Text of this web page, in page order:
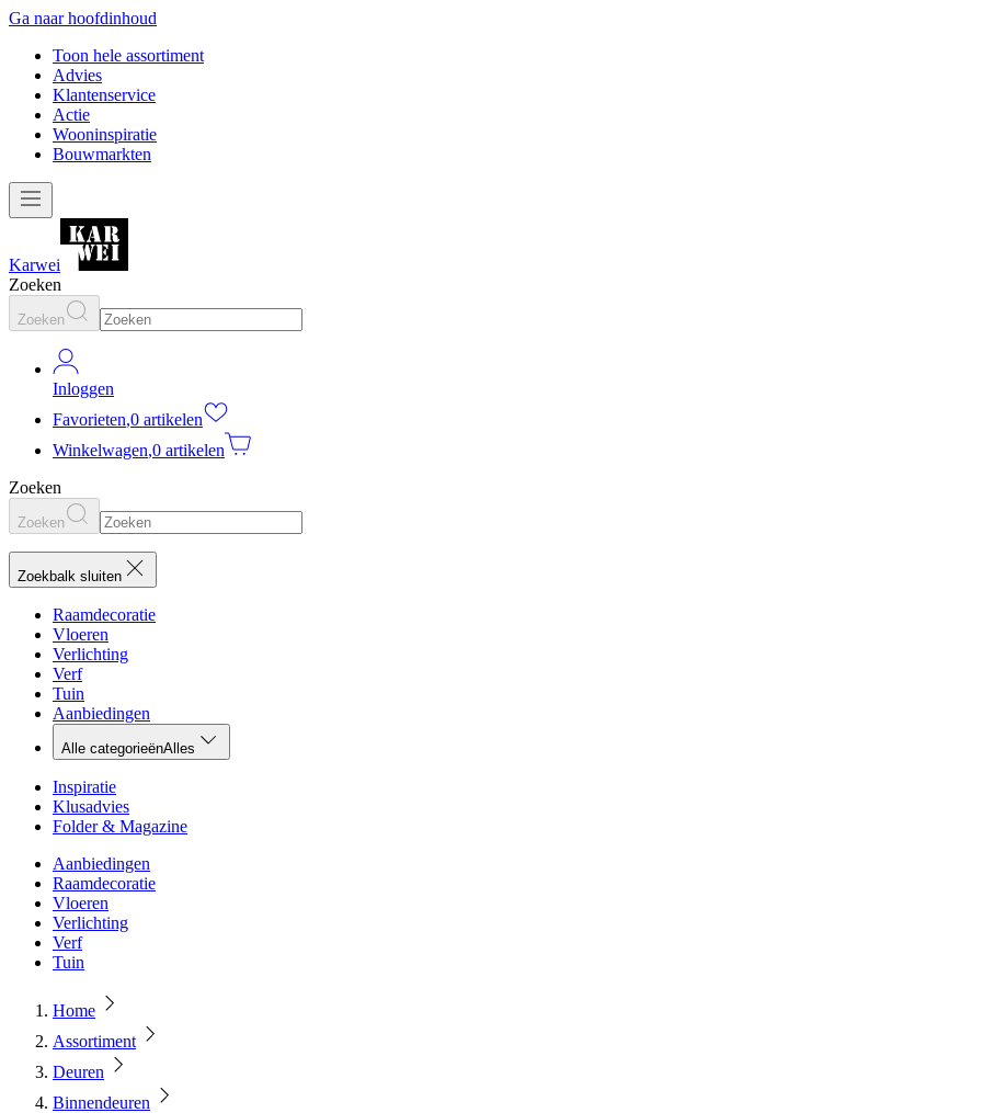
Ga naar hoofdinhoud
Toon hele assortiment
Advies
Klantenservice
Actie
Wooninspiratie
Bouwmarkten
Karwei
Zoeken
Zoeken
Inloggen
Favorieten,0 artikelen
Winkelwagen,0 artikelen
Zoeken
Zoeken
Zoekbalk sluiten
Raamdecoratie
Vloeren
Verlichting
Verf
Tuin
Aanbiedingen
Alle categorieënAlles
Inspiratie
Klusadvies
Folder & Magazine
Aanbiedingen
Raamdecoratie
Vloeren
Verlichting
Verf
Tuin
Home
Assortiment
Deuren
Binnendeuren